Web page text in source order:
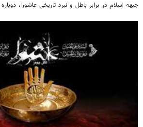
جبهه اسلام در برابر باطل و نبرد تاریخی عاشورا،